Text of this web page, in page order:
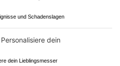
und Schadenslagen
dein Lieblingsmesser